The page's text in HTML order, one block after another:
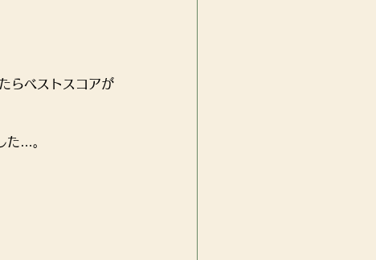
らベストスコアが
た…。